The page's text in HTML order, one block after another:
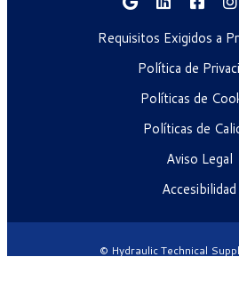
Requisitos Exigidos a
Política de
Políticas de
Políticas de
Aviso Legal
Accesibilidad
© Hydraulic Technical